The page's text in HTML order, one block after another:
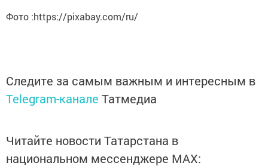
Фото :https://pixabay.com/ru/
Следите за самым важным и интересным в
Telegram-канале Татмедиа
Читайте новости Татарстана в
национальном мессенджере MАХ: